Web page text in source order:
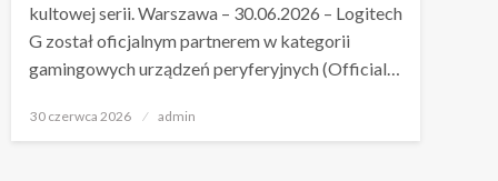
kultowej serii. Warszawa – 30.06.2026 – Logitech
G został oficjalnym partnerem w kategorii
gamingowych urządzeń peryferyjnych (Official…
Napisano
30 czerwca 2026 admin